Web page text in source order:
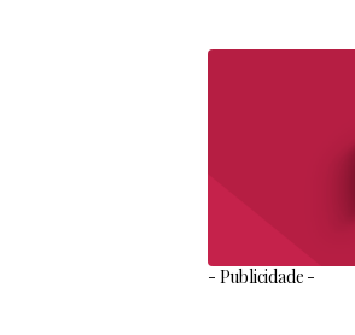
- Publicidade -